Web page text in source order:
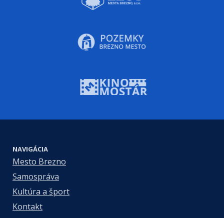
NAVIGÁCIA
Mesto Brezno
Samospráva
Kultúra a šport
Kontakt